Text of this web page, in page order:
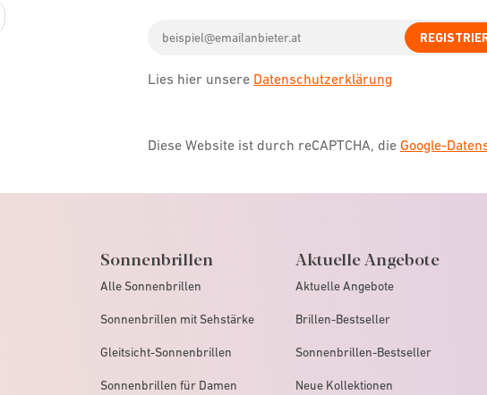
address
Lies hier unsere Datenschutzerklärung
Diese Website ist durch reCAPTCHA, die Google-
Sonnenbrillen
Alle Sonnenbrillen
Sonnenbrillen mit Sehstärke
Gleitsicht-Sonnenbrillen
Sonnenbrillen für Damen
Aktuelle Angebote
Aktuelle Angebote
Brillen-Bestseller
Sonnenbrillen-Bestseller
Neue Kollektionen